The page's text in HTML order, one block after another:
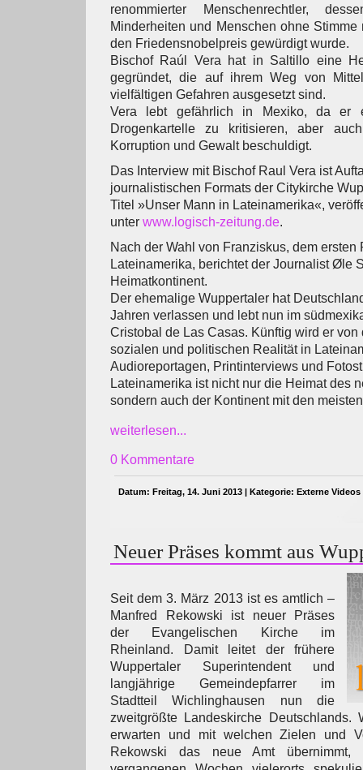
renommierter Menschenrechtler,
Minderheiten und Menschen ohne Stimme
den Friedensnobelpreis gewürdigt wurde.
Bischof Raúl Vera hat in Saltillo eine
gegründet, die auf ihrem Weg von
vielfältigen Gefahren ausgesetzt sind.
Vera lebt gefährlich in Mexiko, da er
Drogenkartelle zu kritisieren, aber
Korruption und Gewalt beschuldigt.
Das Interview mit Bischof Raul Vera ist
journalistischen Formats der Citykirche
Titel »Unser Mann in Lateinamerika«,
unter www.logisch-zeitung.de.
Nach der Wahl von Franziskus, dem ersten
Lateinamerika, berichtet der Journalist Øle
Heimatkontinent.
Der ehemalige Wuppertaler hat
Jahren verlassen und lebt nun im
Cristobal de Las Casas. Künftig wird er von
sozialen und politischen Realität in
Audioreportagen, Printinterviews und
Lateinamerika ist nicht nur die Heimat des
sondern auch der Kontinent mit den
weiterlesen...
0 Kommentare
Datum: Freitag, 14. Juni 2013 | Kategorie: Externe Videos
Neuer Präses kommt aus
Seit dem 3. März 2013 ist es amtlich –
Manfred Rekowski ist neuer Präses
der Evangelischen Kirche im
Rheinland. Damit leitet der frühere
Wuppertaler Superintendent und
langjährige Gemeindepfarrer im
Stadtteil Wichlinghausen nun die
zweitgrößte Landeskirche Deutschlands.
erwarten und mit welchen Zielen und
Rekowski das neue Amt